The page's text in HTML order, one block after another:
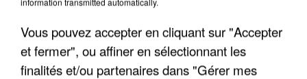
UNE TOURISTE DE L’OISE EMPORTÉE PAR UNE
COULÉE DE BOUE EN HAUTE-SAVOIE
Vous pouvez accepter en cliquant sur "Accepter
et fermer", ou affiner en sélectionnant les
finalités et/ou partenaires dans "Gérer mes